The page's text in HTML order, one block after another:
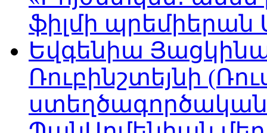
ֆիլմի պրեմիերան
Եվգենիա
Ռուբինշտեյնի